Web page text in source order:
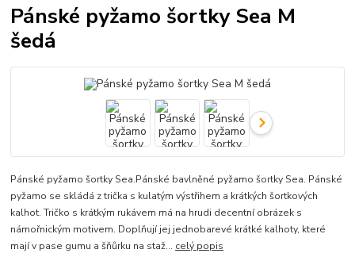
Pánské pyžamo šortky Sea M
šedá
Pánské pyžamo šortky Sea.Pánské bavlněné pyžamo šortky Sea. Pánské
pyžamo se skládá z trička s kulatým výstřihem a krátkých šortkových
kalhot. Tričko s krátkým rukávem má na hrudi decentní obrázek s
námořnickým motivem. Doplňují jej jednobarevé krátké kalhoty, které
mají v pase gumu a šňůrku na staž... celý popis